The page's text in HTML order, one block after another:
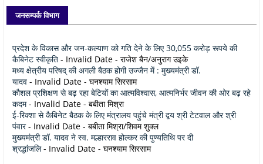
जनसम्पर्क विभाग
प्रदेश के विकास और जन-कल्याण को गति देने के लिए 30,055 करोड़ रूपये की
कैबिनेट स्वीकृति - Invalid Date - राजेश बैन/अनुराग उइके
मध्य क्षेत्रीय परिषद् की अगली बैठक होगी उज्जैन में : मुख्यमंत्री डॉ.
यादव - Invalid Date - घनश्याम सिरसाम
कौशल प्रशिक्षण से बढ़ रहा बेटियों का आत्मविश्वास, आत्मनिर्भर जीवन की ओर बढ़ रहे
कदम- Invalid Date - बबीता मिश्रा
ई-रिक्शा से कैबिनेट बैठक के लिए मंत्रालय पहुंचे मंत्री द्वय श्री टेटवाल और श्री
पंवार- Invalid Date - बबीता मिश्रा/शिवम शुक्ल
मुख्यमंत्री डॉ. यादव ने स्व. मल्हारराव होल्कर की पुण्यतिथि पर दी
श्रद्धांजलि- Invalid Date - घनश्याम सिरसाम